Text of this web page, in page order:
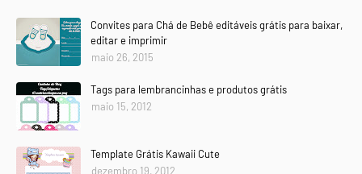
Convites para Chá de Bebê editáveis grátis para baixar,
editar e imprimir
maio 26, 2015
Tags para lembrancinhas e produtos grátis
maio 15, 2012
Template Grátis Kawaii Cute
dezembro 19, 2012